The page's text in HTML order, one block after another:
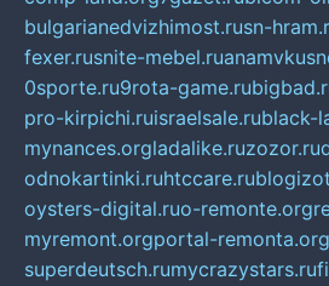
bulgarianedvizhimost.rusn-
fexer.rusnite-mebel.ru
0sporte.ru9rota-game.ru
pro-kirpichi.ruisraelsale.rublack-
mynances.orgladalike.ruzozor.ru
odnokartinki.ruhtccare.ru
oysters-digital.ruo-remonte.org
myremont.orgportal-remonta.org
superdeutsch.rumycrazystars.ru